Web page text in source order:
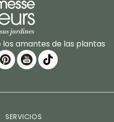
amantes de las plantas
SERVICIOS